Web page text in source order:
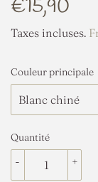
€15,90
Taxes incluses.
Couleur principale
Quantité
+
-